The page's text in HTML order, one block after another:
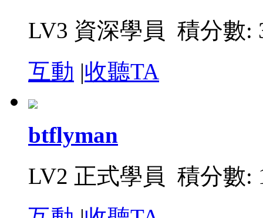
LV3 資深學員 積分數:
互動 |收聽TA
btflyman
LV2 正式學員 積分數: